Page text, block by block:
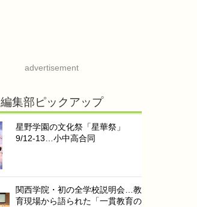
advertisement
編集部ピックアップ
星野学園の文化祭「星華祭」
9/12-13…小中高合同
関西学院・初の全学校説明会…教
育現場から語られた「一貫教育の